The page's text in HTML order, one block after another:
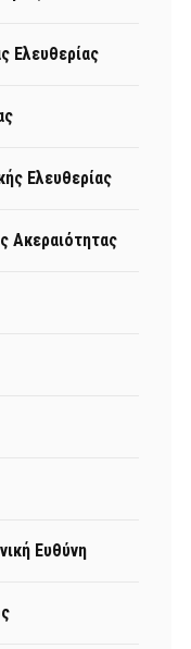
Ελευθερίας
Ελευθερίας
Ακεραιότητας
Ευθύνη